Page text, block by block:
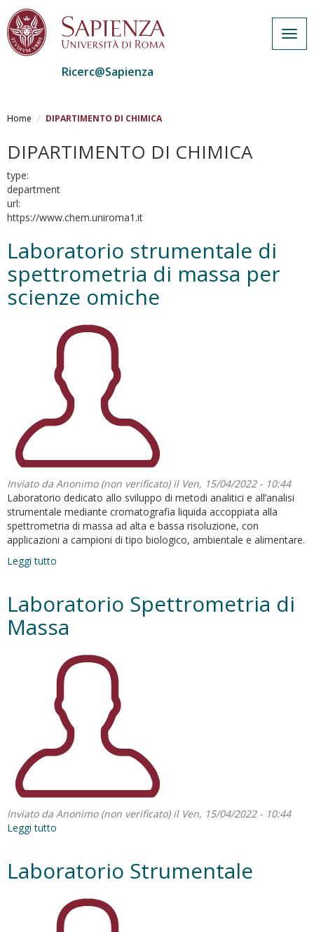
al
principale
Ricerc@Sapienza
Home DIPARTIMENTO DI CHIMICA
DIPARTIMENTO DI CHIMICA
type:
department
url:
https://www.chem.uniroma1.it
Laboratorio strumentale di
spettrometria di massa per
scienze omiche
Inviato da Anonimo (non verificato)il Ven, 15/04/2022 - 10:44
Laboratorio dedicato allo sviluppo di metodi analitici e all’analisi
strumentale mediante cromatografia liquida accoppiata alla
spettrometria di massa ad alta e bassa risoluzione, con
applicazioni a campioni di tipo biologico, ambientale e alimentare.
Leggi tutto
di
di
per
scienze
omiche
Laboratorio Spettrometria di
Massa
Inviato da Anonimo (non verificato)il Ven, 15/04/2022 - 10:44
Leggi tutto
di
Laboratorio Strumentale